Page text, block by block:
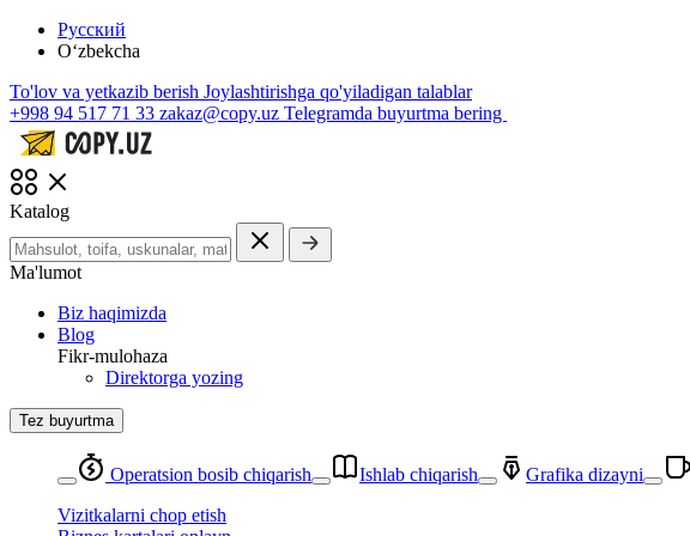
Русский
O‘zbekcha
To'lov va yetkazib berish Joylashtirishga qo'yiladigan talablar
+998 94 517 71 33 zakaz@copy.uz Telegramda buyurtma bering
Katalog
Ma'lumot
Biz haqimizda
Blog
Fikr-mulohaza
Direktorga yozing
Tez buyurtma
Operatsion bosib chiqarish Ishlab chiqarish Grafika dizayni
Vizitkalarni chop etish